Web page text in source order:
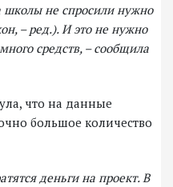
школы не спросили нужно
– ред.). И это не нужно
средств, – сообщила
что на данные
большое количество
деньги на проект. В